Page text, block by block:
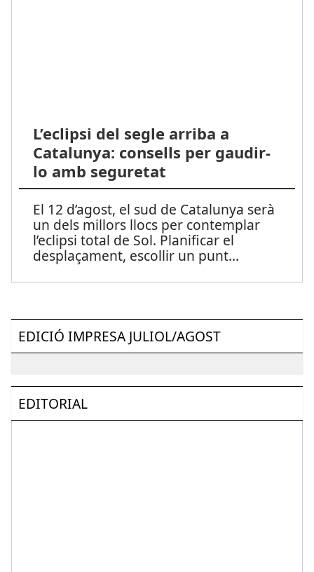
L’eclipsi del segle arriba a
Catalunya: consells per gaudir-
lo amb seguretat
El 12 d’agost, el sud de Catalunya serà
un dels millors llocs per contemplar
l’eclipsi total de Sol. Planificar el
desplaçament, escollir un punt...
EDICIÓ IMPRESA JULIOL/AGOST
EDITORIAL